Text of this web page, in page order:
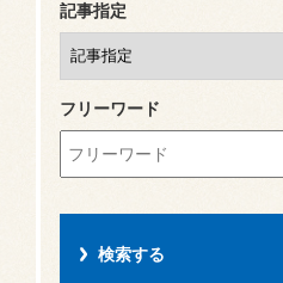
記事指定
フリーワード